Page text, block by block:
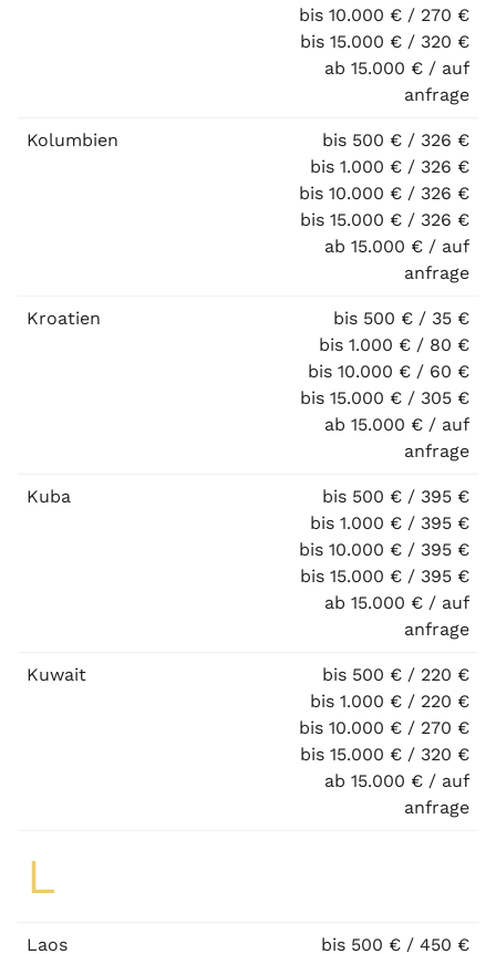
bis 10.000 € / 270 €
bis 15.000 € / 320 €
ab 15.000 € / auf
anfrage
Kolumbien
bis 500 € / 326 €
bis 1.000 € / 326 €
bis 10.000 € / 326 €
bis 15.000 € / 326 €
ab 15.000 € / auf
anfrage
Kroatien
bis 500 € / 35 €
bis 1.000 € / 80 €
bis 10.000 € / 60 €
bis 15.000 € / 305 €
ab 15.000 € / auf
anfrage
Kuba
bis 500 € / 395 €
bis 1.000 € / 395 €
bis 10.000 € / 395 €
bis 15.000 € / 395 €
ab 15.000 € / auf
anfrage
Kuwait
bis 500 € / 220 €
bis 1.000 € / 220 €
bis 10.000 € / 270 €
bis 15.000 € / 320 €
ab 15.000 € / auf
anfrage
L
Laos bis 500 € / 450 €